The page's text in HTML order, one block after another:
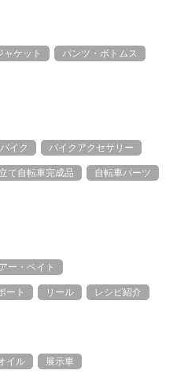
ャケット パンツ・ボトムス
イク バイクアクセサリー
て自転車完成品 自転車パーツ
ー・ベイト
ート リール レシピ紹介
イル 展示車